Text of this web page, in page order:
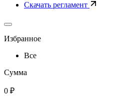
Скачать регламент
Избранное
Все
Сумма
0 ₽